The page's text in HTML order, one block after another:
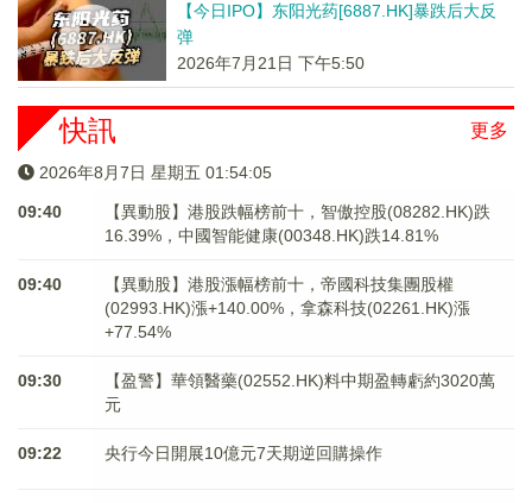
【今日IPO】东阳光药[6887.HK]暴跌后大反
弹
2026年7月21日 下午5:50
更多
快訊
2026年8月7日 星期五 01:54:05
09:40
【異動股】港股跌幅榜前十，智傲控股(08282.HK)跌
16.39%，中國智能健康(00348.HK)跌14.81%
09:40
【異動股】港股漲幅榜前十，帝國科技集團股權
(02993.HK)漲+140.00%，拿森科技(02261.HK)漲
+77.54%
09:30
【盈警】華領醫藥(02552.HK)料中期盈轉虧約3020萬
元
09:22 央行今日開展10億元7天期逆回購操作